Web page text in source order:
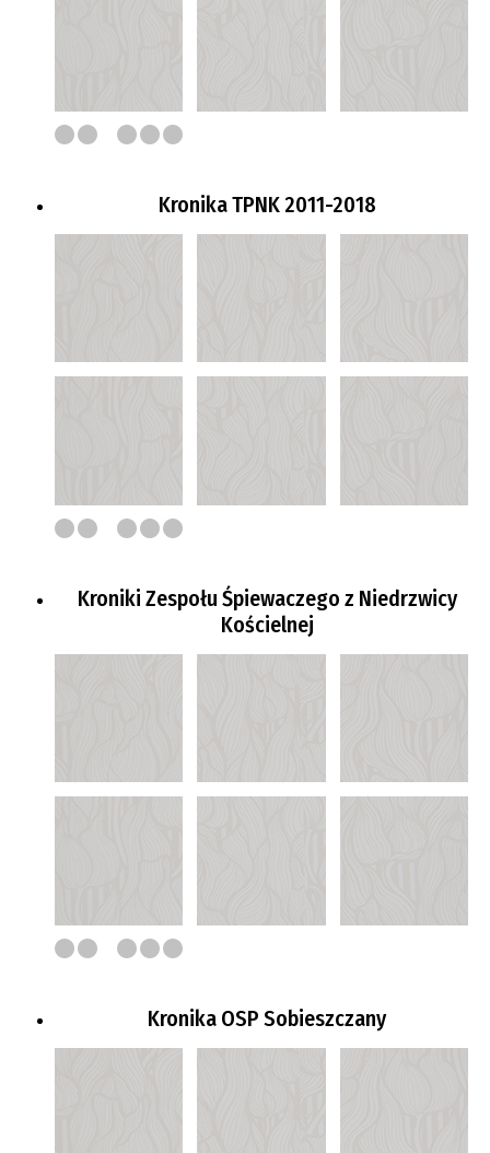
Kronika TPNK 2011-2018
Kroniki Zespołu Śpiewaczego z Niedrzwicy
Kościelnej
Kronika OSP Sobieszczany